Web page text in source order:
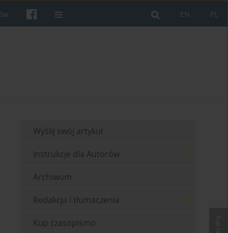
PL
EN
Wyślij swój artykuł
Instrukcje dla Autorów
Archiwum
Redakcja i tłumaczenia
Kup czasopismo